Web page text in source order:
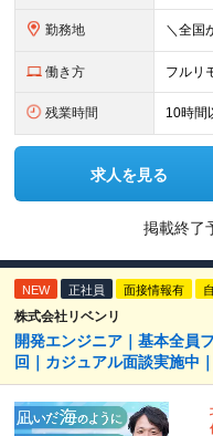
勤務地
働き方 フルリ
残業時間 10時間
求人を見る
掲載終了
NEW 正社員 面接情報有
株式会社リベンリ
開発エンジニア｜基本全員
回｜カジュアル面談実施中